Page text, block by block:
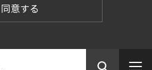
同意する